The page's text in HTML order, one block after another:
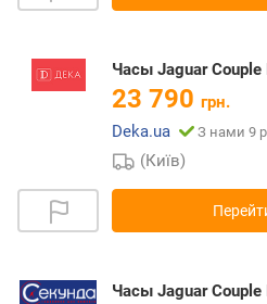
Часы Jaguar
23 790 грн.
Deka.ua
З нами 9
(Київ)
Часы Jaguar